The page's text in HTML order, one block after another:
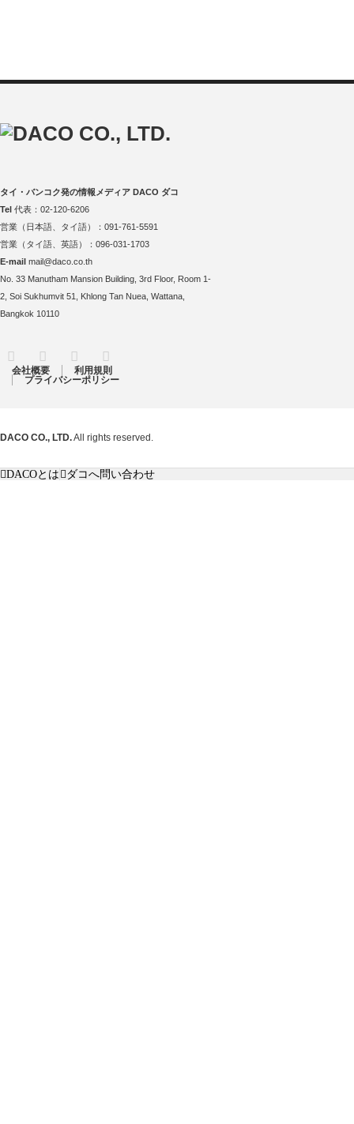
タイ・バンコク発の情報メディア DACO ダコ
Tel 代表：02-120-6206
営業（日本語、タイ語）：091-761-5591
営業（タイ語、英語）：096-031-1703
E-mail mail@daco.co.th
No. 33 Manutham Mansion Building, 3rd Floor, Room 1-
2, Soi Sukhumvit 51, Khlong Tan Nuea, Wattana,
Bangkok 10110
Twitter FacebookInstagram
会社概要
利用規則
プライバシーポリシー
DACO CO., LTD.All rights reserved.
DACOとは ダコへ問い合わせ